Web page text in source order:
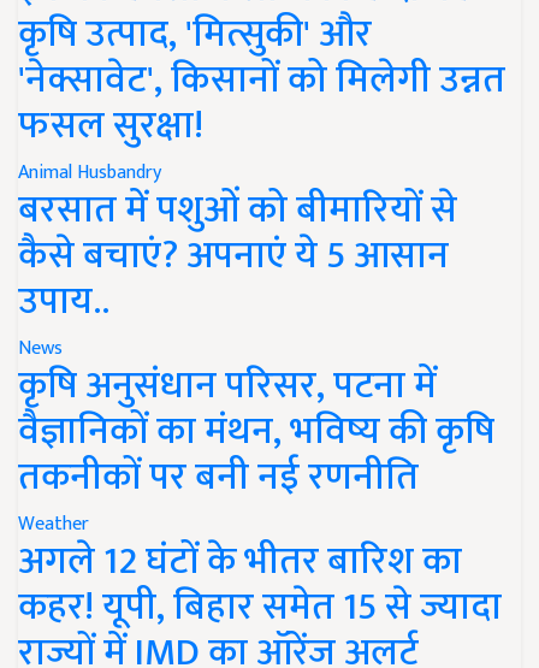
कृषि उत्पाद, 'मित्सुकी' और
'नेक्सावेट', किसानों को मिलेगी उन्नत
फसल सुरक्षा!
Animal Husbandry
बरसात में पशुओं को बीमारियों से
कैसे बचाएं? अपनाएं ये 5 आसान
उपाय..
News
कृषि अनुसंधान परिसर, पटना में
वैज्ञानिकों का मंथन, भविष्य की कृषि
तकनीकों पर बनी नई रणनीति
Weather
अगले 12 घंटों के भीतर बारिश का
कहर! यूपी, बिहार समेत 15 से ज्यादा
राज्यों में IMD का ऑरेंज अलर्ट